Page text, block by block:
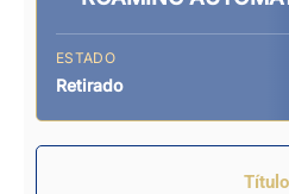
ESTADO
Retirado
Título